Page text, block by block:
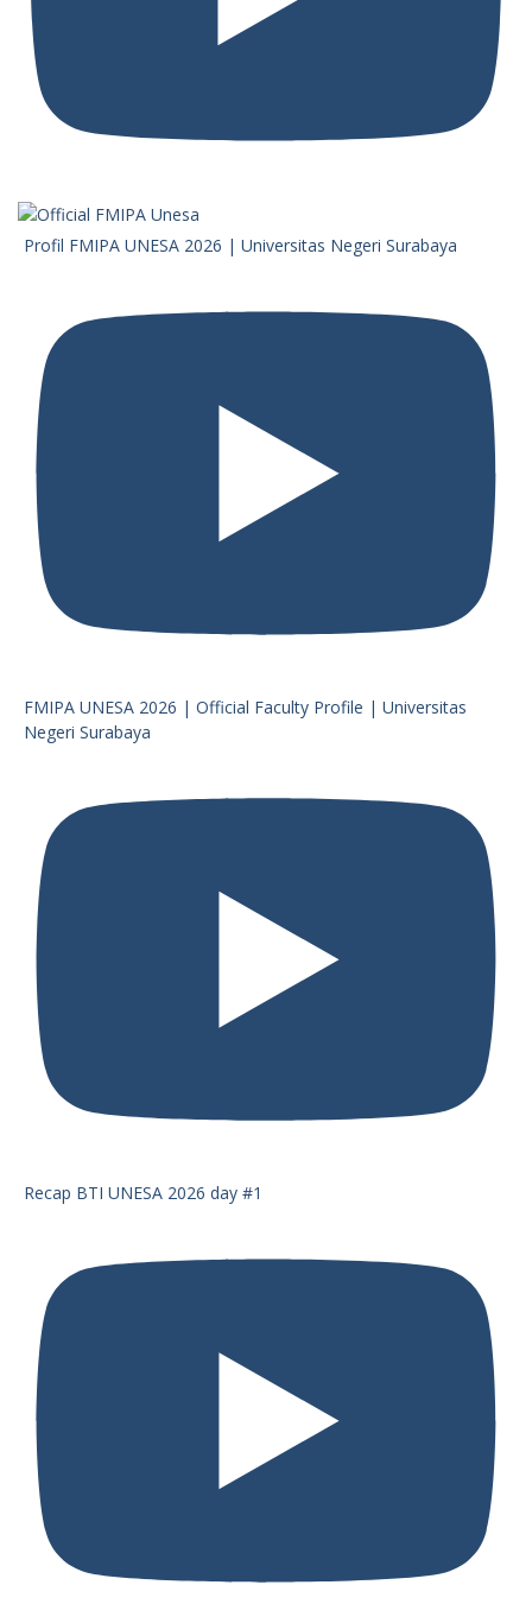
Profil FMIPA UNESA 2026 | Universitas Negeri Surabaya
FMIPA UNESA 2026 | Official Faculty Profile | Universitas
Negeri Surabaya
Recap BTI UNESA 2026 day #1